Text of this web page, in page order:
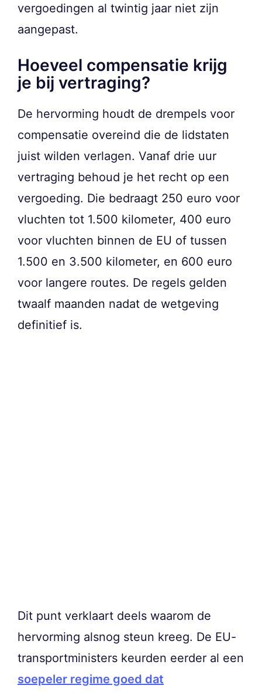
vergoedingen al twintig jaar niet zijn
aangepast.
Hoeveel compensatie krijg
je bij vertraging?
De hervorming houdt de drempels voor
compensatie overeind die de lidstaten
juist wilden verlagen. Vanaf drie uur
vertraging behoud je het recht op een
vergoeding. Die bedraagt 250 euro voor
vluchten tot 1.500 kilometer, 400 euro
voor vluchten binnen de EU of tussen
1.500 en 3.500 kilometer, en 600 euro
voor langere routes. De regels gelden
twaalf maanden nadat de wetgeving
definitief is.
Dit punt verklaart deels waarom de
hervorming alsnog steun kreeg. De EU-
transportministers keurden eerder al een
soepeler regime goed dat